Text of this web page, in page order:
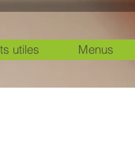
utiles Menus